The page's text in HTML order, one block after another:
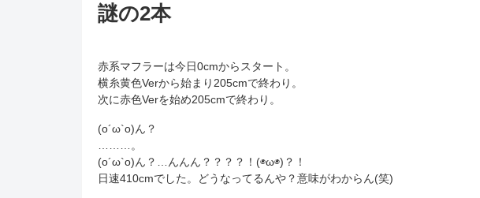
謎の2本
赤系マフラーは今日0cmからスタート。
横糸黄色Verから始まり205cmで終わり。
次に赤色Verを始め205cmで終わり。
(o´ω`o)ん？
………。
(o´ω`o)ん？…んんん？？？？！(◉ω◉)？！
日速410cmでした。どうなってるんや？意味がわからん(笑)